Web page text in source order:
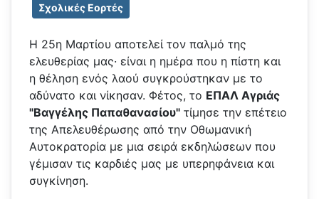
Σχολικές Εορτές
Η 25η Μαρτίου αποτελεί τον παλμό της
ελευθερίας μας· είναι η ημέρα που η πίστη και
η θέληση ενός λαού συγκρούστηκαν με το
αδύνατο και νίκησαν. Φέτος, το ΕΠΑΛ Αγριάς
"Βαγγέλης Παπαθανασίου" τίμησε την επέτειο
της Απελευθέρωσης από την Οθωμανική
Αυτοκρατορία με μια σειρά εκδηλώσεων που
γέμισαν τις καρδιές μας με υπερηφάνεια και
συγκίνηση.